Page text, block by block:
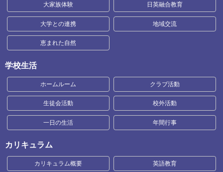
大家族体験 日英融合教育
大学との連携 地域交流
恵まれた自然
学校生活
ホームルーム クラブ活動
生徒会活動 校外活動
一日の生活 年間行事
カリキュラム
カリキュラム概要 英語教育